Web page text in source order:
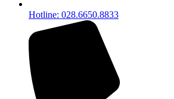
Hotline: 028.6650.8833